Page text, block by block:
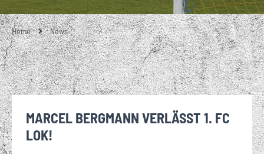
Home News
MARCEL BERGMANN VERLÄSST 1. FC
LOK!